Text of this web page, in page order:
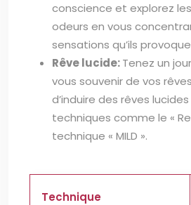
conscience et explorez
odeurs en vous
sensations qu’ils
Rêve lucide:Tenez un
vous souvenir de vos
d’induire des rêves
techniques comme le «
technique « MILD ».
Technique